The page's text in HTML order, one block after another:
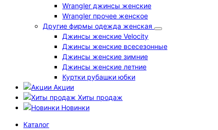
Wrangler джинсы женские
Wrangler прочее женское
Другие фирмы одежда женская
Джинсы женские Velocity
Джинсы женские всесезонные
Джинсы женские зимние
Джинсы женские летние
Куртки рубашки юбки
Акции
Хиты продаж
Новинки
Каталог